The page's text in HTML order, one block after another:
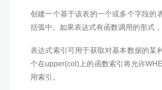
创建一个基于该表的一个或多个字段的
括弧中。如果表达式有函数调用的形式，
表达式索引可用于获取对基本数据的某
个在upper(col)上的函数索引将允许
用索引。